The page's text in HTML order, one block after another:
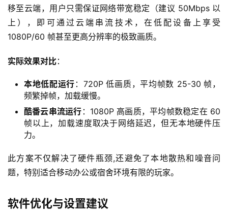
移至云端，用户只需保证网络带宽稳定（建议 50Mbps 以
上），即可通过云端串流技术，在低配设备上享受
1080P/60 帧甚至更高分辨率的极致画质。
实际效果对比：
本地低配运行 ：720P 低画质，平均帧数 25-30 帧，
频繁掉帧，加载缓慢。
酷番云串流运行 ：1080P 高画质，平均帧数稳定在 60
帧以上，加载速度取决于网络延迟，但无本地硬件压
力。
此方案不仅解决了硬件瓶颈,还避免了本地散热和噪音问
题，特别适合移动办公或宿舍环境有限的玩家。
软件优化与设置建议